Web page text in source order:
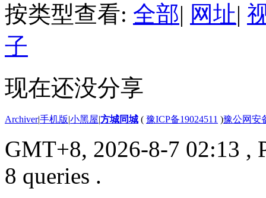
按类型查看: 全部| 网址|
子
现在还没分享
Archiver|手机版|小黑屋|方城同城 ( 豫ICP备19024511 )豫公网安
GMT+8, 2026-8-7 02:13 ,
8 queries .